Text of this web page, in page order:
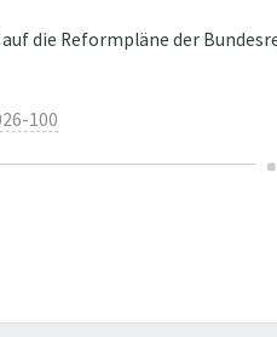
die Reformpläne der
100